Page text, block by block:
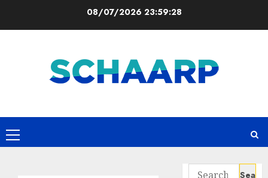
08/07/2026 23:59:29
Primary
Menu
Search